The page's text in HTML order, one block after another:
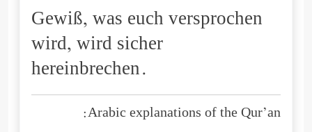
Gewiß, was euch versprochen
wird, wird sicher
hereinbrechen.
Arabic explanations of the Qur’an: